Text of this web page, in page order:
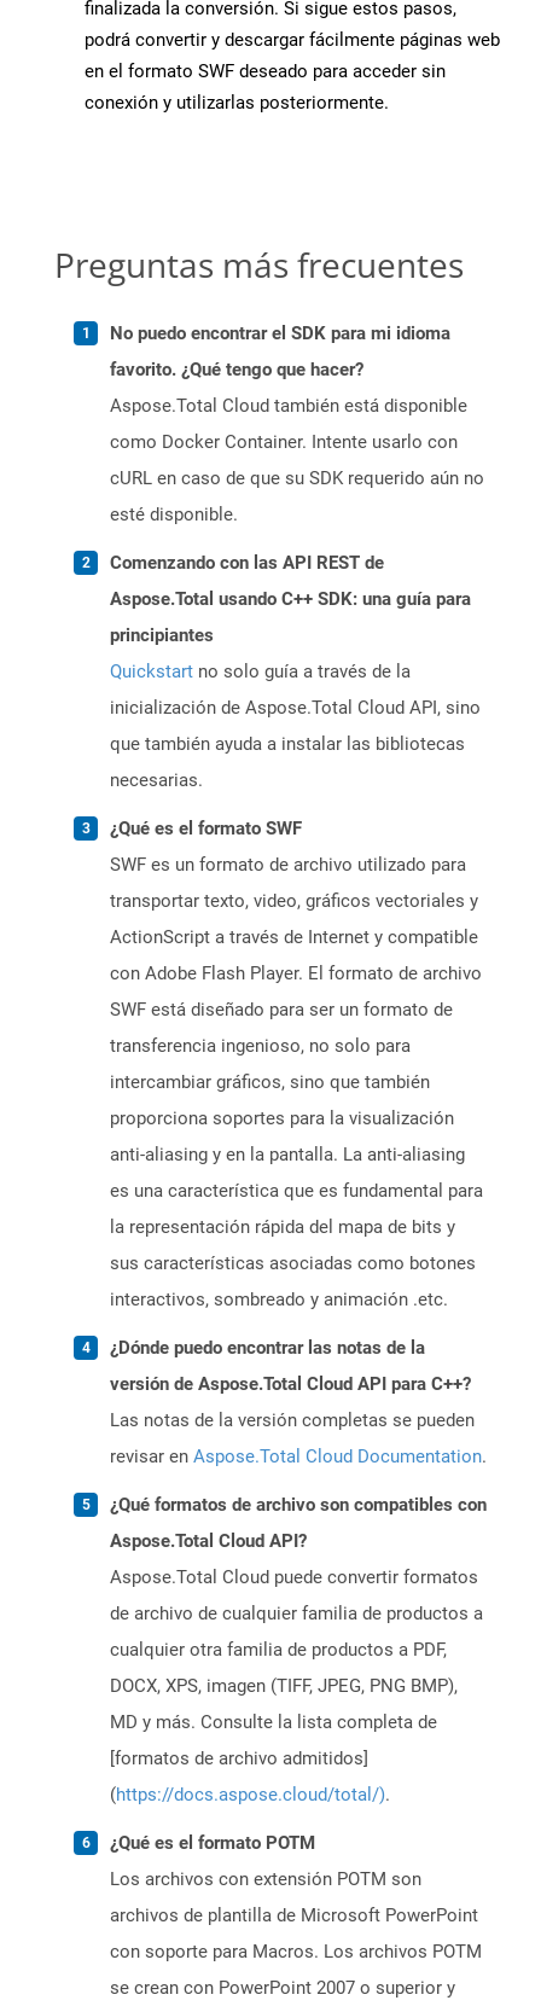
finalizada la conversión. Si sigue estos pasos,
podrá convertir y descargar fácilmente páginas web
en el formato SWF deseado para acceder sin
conexión y utilizarlas posteriormente.
Preguntas más frecuentes
No puedo encontrar el SDK para mi idioma
favorito. ¿Qué tengo que hacer?
Aspose.Total Cloud también está disponible
como Docker Container. Intente usarlo con
cURL en caso de que su SDK requerido aún no
esté disponible.
Comenzando con las API REST de
Aspose.Total usando C++ SDK: una guía para
principiantes
Quickstart no solo guía a través de la
inicialización de Aspose.Total Cloud API, sino
que también ayuda a instalar las bibliotecas
necesarias.
¿Qué es el formato SWF
SWF es un formato de archivo utilizado para
transportar texto, video, gráficos vectoriales y
ActionScript a través de Internet y compatible
con Adobe Flash Player. El formato de archivo
SWF está diseñado para ser un formato de
transferencia ingenioso, no solo para
intercambiar gráficos, sino que también
proporciona soportes para la visualización
anti-aliasing y en la pantalla. La anti-aliasing
es una característica que es fundamental para
la representación rápida del mapa de bits y
sus características asociadas como botones
interactivos, sombreado y animación .etc.
¿Dónde puedo encontrar las notas de la
versión de Aspose.Total Cloud API para C++?
Las notas de la versión completas se pueden
revisar en Aspose.Total Cloud Documentation.
¿Qué formatos de archivo son compatibles con
Aspose.Total Cloud API?
Aspose.Total Cloud puede convertir formatos
de archivo de cualquier familia de productos a
cualquier otra familia de productos a PDF,
DOCX, XPS, imagen (TIFF, JPEG, PNG BMP),
MD y más. Consulte la lista completa de
[formatos de archivo admitidos]
(https://docs.aspose.cloud/total/).
¿Qué es el formato POTM
Los archivos con extensión POTM son
archivos de plantilla de Microsoft PowerPoint
con soporte para Macros. Los archivos POTM
se crean con PowerPoint 2007 o superior y